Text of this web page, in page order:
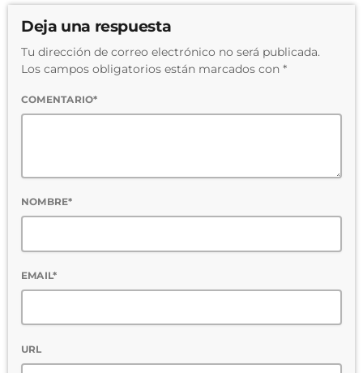
Deja una respuesta
Tu dirección de correo electrónico no será publicada.
Los campos obligatorios están marcados con *
COMENTARIO*
NOMBRE*
EMAIL*
URL